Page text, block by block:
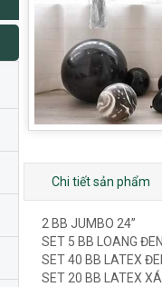
Chi tiết sản phẩm
2 BB JUMBO 24”
SET 5 BB LOANG
SET 40 BB LATEX
SET 20 BB LATEX